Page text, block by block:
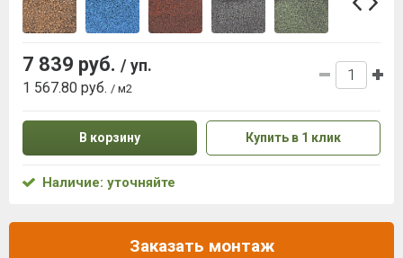
7 839 руб. / уп.
1 567.80 руб. / м2
В корзину Купить в 1 клик
Наличие: уточняйте
Заказать монтаж